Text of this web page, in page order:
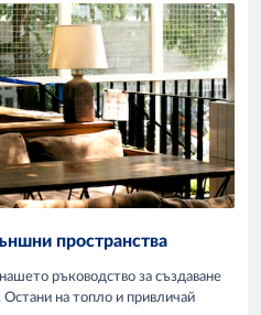
пространства
ръководство за създаване
на топло и привличай